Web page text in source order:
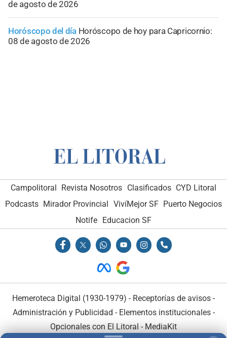
de agosto de 2026
Horóscopo del día Horóscopo de hoy para Capricornio:
08 de agosto de 2026
Campolitoral Revista Nosotros Clasificados CYD Litoral
Podcasts Mirador Provincial VivíMejor SF Puerto Negocios
Notife
Educacion SF
Hemeroteca Digital (1930-1979) - Receptorías de avisos -
Administración y Publicidad - Elementos institucionales-
Opcionales con El Litoral - MediaKit